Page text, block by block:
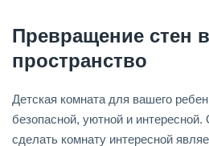
Превращение стен
пространство
Детская комната для вашего
безопасной, уютной и
сделать комнату интересной